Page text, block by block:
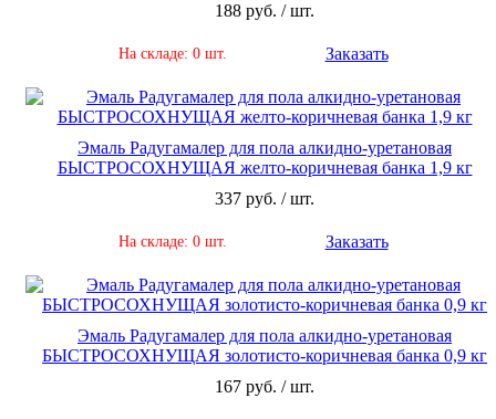
188 руб. / шт.
На складе: 0 шт. Заказать
Эмаль Радугамалер для пола алкидно-уретановая
БЫСТРОСОХНУЩАЯ желто-коричневая банка 1,9 кг
337 руб. / шт.
На складе: 0 шт. Заказать
Эмаль Радугамалер для пола алкидно-уретановая
БЫСТРОСОХНУЩАЯ золотисто-коричневая банка 0,9 кг
167 руб. / шт.